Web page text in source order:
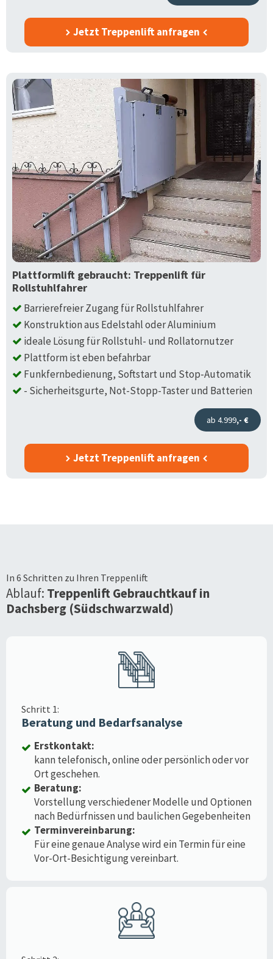
Jetzt Treppenlift anfragen
Plattformlift gebraucht: Treppenlift für
Rollstuhlfahrer
Barrierefreier Zugang für Rollstuhlfahrer
Konstruktion aus Edelstahl oder Aluminium
ideale Lösung für Rollstuhl- und Rollatornutzer
Plattform ist eben befahrbar
Funkfernbedienung, Softstart und Stop-Automatik
- Sicherheitsgurte, Not-Stopp-Taster und Batterien
ab 4.999,- €
Jetzt Treppenlift anfragen
In 6 Schritten zu Ihren Treppenlift
Ablauf: Treppenlift Gebrauchtkauf in
Dachsberg (Südschwarzwald)
Schritt 1:
Beratung und Bedarfsanalyse
Erstkontakt:
kann telefonisch, online oder persönlich oder vor
Ort geschehen.
Beratung:
Vorstellung verschiedener Modelle und Optionen
nach Bedürfnissen und baulichen Gegebenheiten
Terminvereinbarung:
Für eine genaue Analyse wird ein Termin für eine
Vor-Ort-Besichtigung vereinbart.